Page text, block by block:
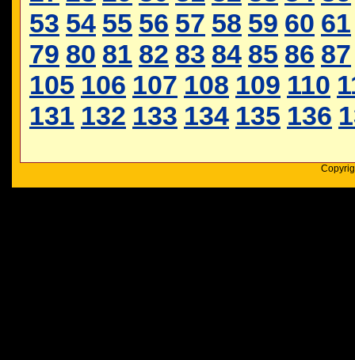
53 54 55 56 57 58 59 60 61
79 80 81 82 83 84 85 86 87
105 106 107 108 109 110
131 132 133 134 135 136